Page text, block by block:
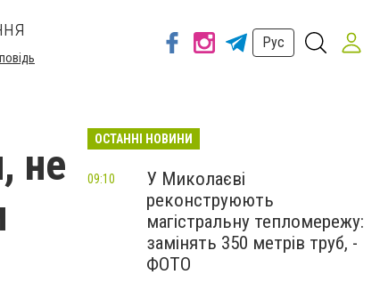
Рус
не
ОСТАННІ НОВИНИ
У Миколаєві
реконструюють
магістральну тепломережу:
замінять 350 метрів труб, -
ФОТО
09:10